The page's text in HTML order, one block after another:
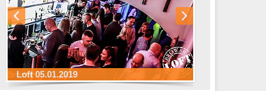
Loft 05.01.2019
Sylwester Podgrodzie 31.12.2018
Sylwester Pensjonat Michelin 31.12.2018